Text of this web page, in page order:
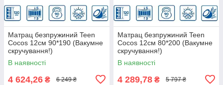
Матрац безпружиний Teen
Cocos 12см 90*190 (Вакумне
скручування!)
В наявності
4 624,26 ₴ 6 249 ₴
Матрац безпружиний Teen
Cocos 12см 80*200 (Вакумне
скручування!)
В наявності
4 289,78 ₴ 5 797 ₴